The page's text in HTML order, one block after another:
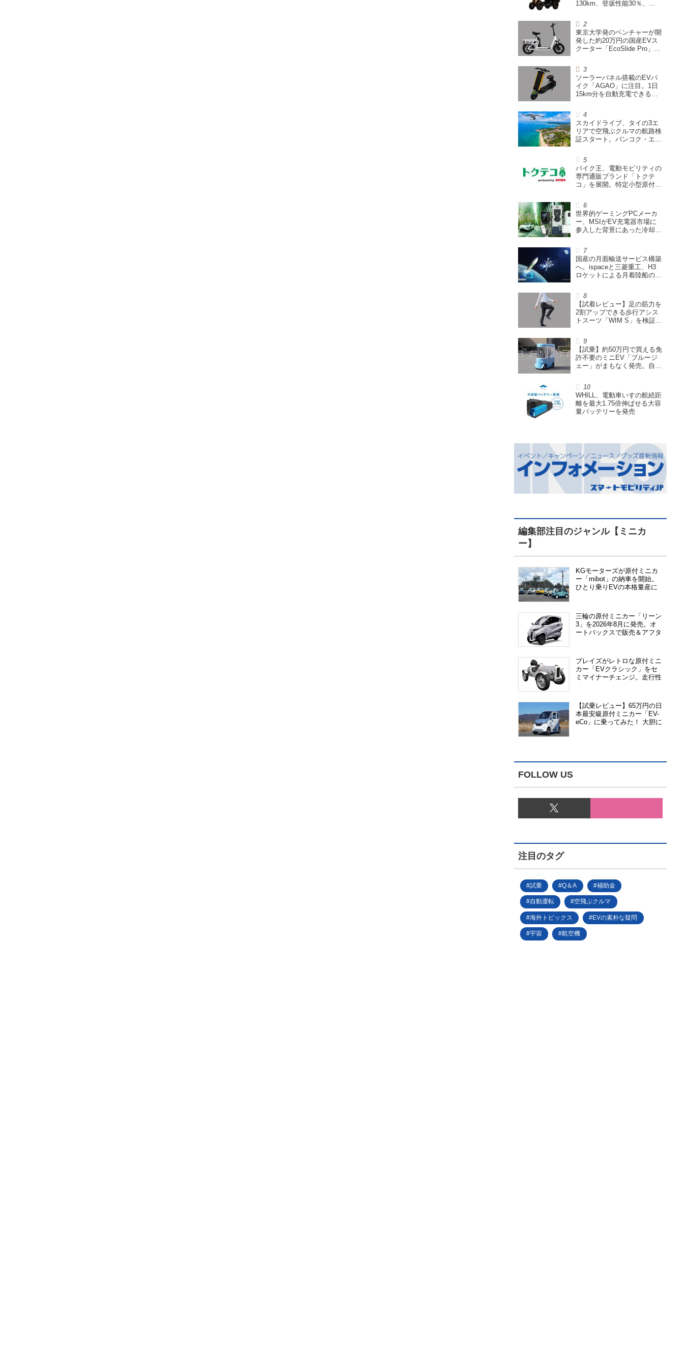
130km、登坂性能30％、
東京大学発のベンチャーが開
発した約20万円の国産EVス
クーター「EcoSlide Pro」が
ハイパワー特定小型原付
ソーラーパネル搭載のEVバ
イク「AGAO」に注目。1日
15km分を自動充電できる
スカイドライブ、タイの3エ
リアで空飛ぶクルマの航路検
証スタート。バンコク・エア
指す
バイク王、電動モビリティの
専門通販ブランド「トクテ
コ」を展開。特定小型原付や
世界的ゲーミングPCメーカ
ー、MSIがEV充電器市場に
参入した背景にあった冷却技
回】
国産の月面輸送サービス構築
へ。ispaceと三菱重工、H3
ロケットによる月着陸船の打
結
【試着レビュー】足の筋力を
2割アップできる歩行アシス
トスーツ「WIM S」を検証。
も言われる理由を探る
【試乗】約50万円で買える免
許不要のミニEV「ブルージ
ェー」がまもなく発売。自転
展開
WHILL、電動車いすの航続距
離を最大1.75倍伸ばせる大容
量バッテリーを発売
編集部注目のジャンル【ミニカ
ー】
KGモーターズが原付ミニカ
ー「mibot」の納車を開始。
ひとり乗りEVの本格量産に
三輪の原付ミニカー「リーン
3」を2026年8月に発売。オ
ートバックスで販売＆アフタ
ブレイズがレトロな原付ミニ
カー「EVクラシック」をセ
ミマイナーチェンジ。走行性
【試乗レビュー】65万円の日
本最安級原付ミニカー「EV-
eCo」に乗ってみた！ 大胆に
FOLLOW US
注目のタグ
試乗 Q＆A 補助金
自動運転 空飛ぶクルマ
海外トピックス EVの素朴な疑問
宇宙 航空機